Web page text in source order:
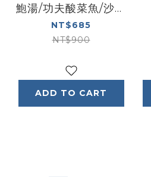
鮑湯/功夫酸菜魚/沙茶
海鮮鍋)
NT$685
NT$900
ADD TO CART